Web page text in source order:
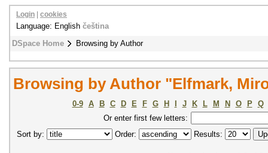
DSpace Home Browsing by Author
Login cookies
Language: English čeština
Browsing by Author "Elfmark,
0-9 A B C D E F G H J K L M N O P
Q
Or enter first few letters:
Sort by:
Order: Results: